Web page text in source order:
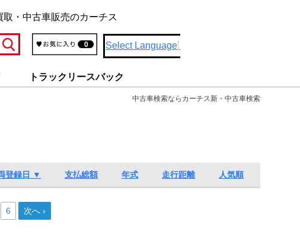
取・中古車販売のカーチス
0 Select Language
トラックリースバック
中古車検索ならカーチス新・中古車検索
登録日 ▼ 支払総額 年式 走行距離 人気順
6 次へ ›